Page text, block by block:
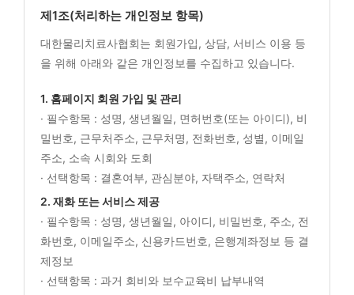
제1조(처리하는 개인정보 항목)
대한물리치료사협회는 회원가입, 상담, 서비스 이용 등
을 위해 아래와 같은 개인정보를 수집하고 있습니다.
1. 홈페이지 회원 가입 및 관리
· 필수항목 : 성명, 생년월일, 면허번호(또는 아이디), 비
밀번호, 근무처주소, 근무처명, 전화번호, 성별, 이메일
주소, 소속 시회와 도회
· 선택항목 : 결혼여부, 관심분야, 자택주소, 연락처
2. 재화 또는 서비스 제공
· 필수항목 : 성명, 생년월일, 아이디, 비밀번호, 주소, 전
화번호, 이메일주소, 신용카드번호, 은행계좌정보 등 결
제정보
· 선택항목 : 과거 회비와 보수교육비 납부내역